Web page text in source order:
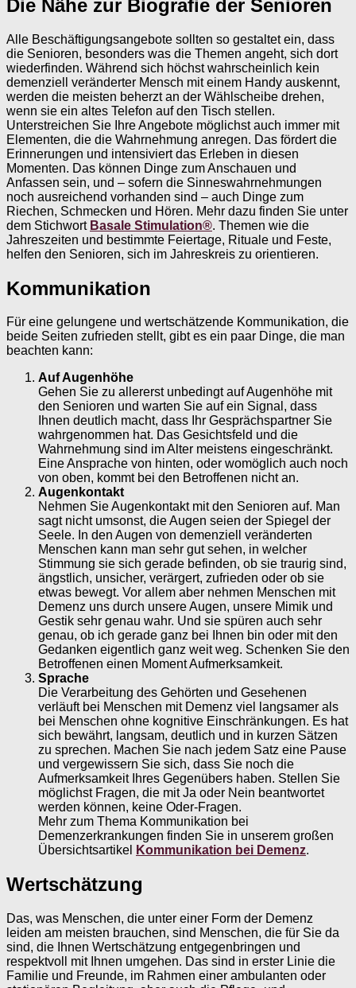
Die Nähe zur Biografie der Senioren
Alle Beschäftigungsangebote sollten so gestaltet ein, dass
die Senioren, besonders was die Themen angeht, sich dort
wiederfinden. Während sich höchst wahrscheinlich kein
demenziell veränderter Mensch mit einem Handy auskennt,
werden die meisten beherzt an der Wählscheibe drehen,
wenn sie ein altes Telefon auf den Tisch stellen.
Unterstreichen Sie Ihre Angebote möglichst auch immer mit
Elementen, die die Wahrnehmung anregen. Das fördert die
Erinnerungen und intensiviert das Erleben in diesen
Momenten. Das können Dinge zum Anschauen und
Anfassen sein, und – sofern die Sinneswahrnehmungen
noch ausreichend vorhanden sind – auch Dinge zum
Riechen, Schmecken und Hören. Mehr dazu finden Sie unter
dem Stichwort Basale Stimulation®. Themen wie die
Jahreszeiten und bestimmte Feiertage, Rituale und Feste,
helfen den Senioren, sich im Jahreskreis zu orientieren.
Kommunikation
Für eine gelungene und wertschätzende Kommunikation, die
beide Seiten zufrieden stellt, gibt es ein paar Dinge, die man
beachten kann:
Auf Augenhöhe
Gehen Sie zu allererst unbedingt auf Augenhöhe mit
den Senioren und warten Sie auf ein Signal, dass
Ihnen deutlich macht, dass Ihr Gesprächspartner Sie
wahrgenommen hat. Das Gesichtsfeld und die
Wahrnehmung sind im Alter meistens eingeschränkt.
Eine Ansprache von hinten, oder womöglich auch noch
von oben, kommt bei den Betroffenen nicht an.
Augenkontakt
Nehmen Sie Augenkontakt mit den Senioren auf. Man
sagt nicht umsonst, die Augen seien der Spiegel der
Seele. In den Augen von demenziell veränderten
Menschen kann man sehr gut sehen, in welcher
Stimmung sie sich gerade befinden, ob sie traurig sind,
ängstlich, unsicher, verärgert, zufrieden oder ob sie
etwas bewegt. Vor allem aber nehmen Menschen mit
Demenz uns durch unsere Augen, unsere Mimik und
Gestik sehr genau wahr. Und sie spüren auch sehr
genau, ob ich gerade ganz bei Ihnen bin oder mit den
Gedanken eigentlich ganz weit weg. Schenken Sie den
Betroffenen einen Moment Aufmerksamkeit.
Sprache
Die Verarbeitung des Gehörten und Gesehenen
verläuft bei Menschen mit Demenz viel langsamer als
bei Menschen ohne kognitive Einschränkungen. Es hat
sich bewährt, langsam, deutlich und in kurzen Sätzen
zu sprechen. Machen Sie nach jedem Satz eine Pause
und vergewissern Sie sich, dass Sie noch die
Aufmerksamkeit Ihres Gegenübers haben. Stellen Sie
möglichst Fragen, die mit Ja oder Nein beantwortet
werden können, keine Oder-Fragen.
Mehr zum Thema Kommunikation bei
Demenzerkrankungen finden Sie in unserem großen
Übersichtsartikel
Kommunikation bei Demenz.
Wertschätzung
Das, was Menschen, die unter einer Form der Demenz
leiden am meisten brauchen, sind Menschen, die für Sie da
sind, die Ihnen Wertschätzung entgegenbringen und
respektvoll mit Ihnen umgehen. Das sind in erster Linie die
Familie und Freunde, im Rahmen einer ambulanten oder